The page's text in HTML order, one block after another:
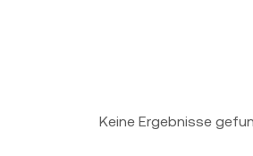
Keine Ergebnisse